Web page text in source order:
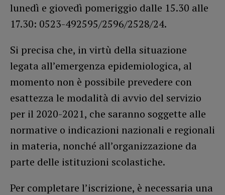
lunedì e giovedì pomeriggio dalle 15.30 alle
17.30: 0523-492595/2596/2528/24.
Si precisa che, in virtù della situazione
legata all’emergenza epidemiologica, al
momento non è possibile prevedere con
esattezza le modalità di avvio del servizio
per il 2020-2021, che saranno soggette alle
normative o indicazioni nazionali e regionali
in materia, nonché all’organizzazione da
parte delle istituzioni scolastiche.
Per completare l’iscrizione, è necessaria una